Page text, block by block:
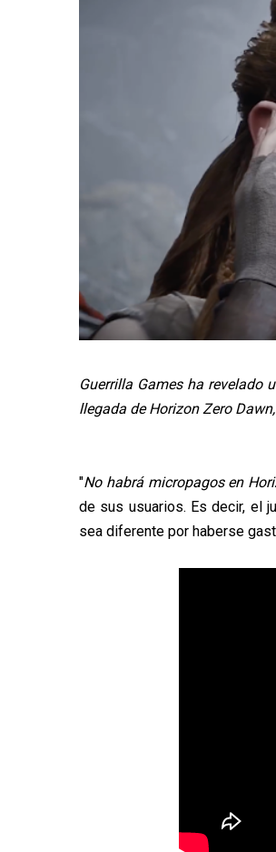
Guerrilla Games ha revelado
llegada de Horizon Zero
"No habrá micropagos en
de sus usuarios. Es decir, el
sea diferente por haberse